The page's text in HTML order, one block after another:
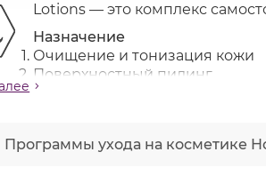
Lotions — это комплекс
Назначение
Очищение и тонизация кожи
Поверхностный пилинг
возрастных изменений и
открытых и закрытых
Программы ухода на косметике